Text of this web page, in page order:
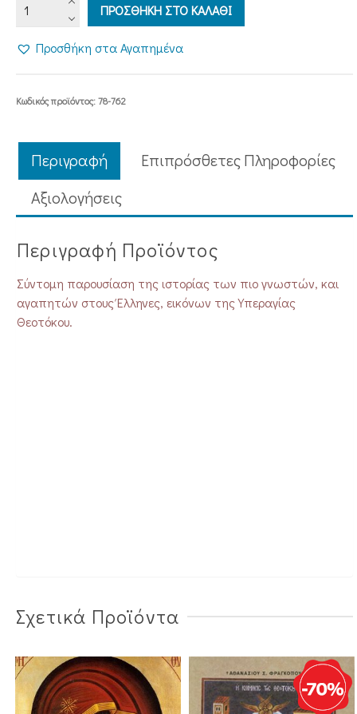
ΕΛΛΗΝΩΝ
ΤΡΥΠΗΤΗ
ΠΡΟΣΘΗΚΗ ΣΤΟ ΚΑΛΑΘΙ
Προσθήκη στα Αγαπημένα
Κωδικός προϊόντος:78-762
Περιγραφή
Επιπρόσθετες Πληροφορίες
Aξιολογήσεις
Περιγραφή Προϊόντος
Σύντομη παρουσίαση της ιστορίας των πιο γνωστών, και
αγαπητών στους Έλληνες, εικόνων της Υπεραγίας
Θεοτόκου.
Σχετικά Προϊόντα